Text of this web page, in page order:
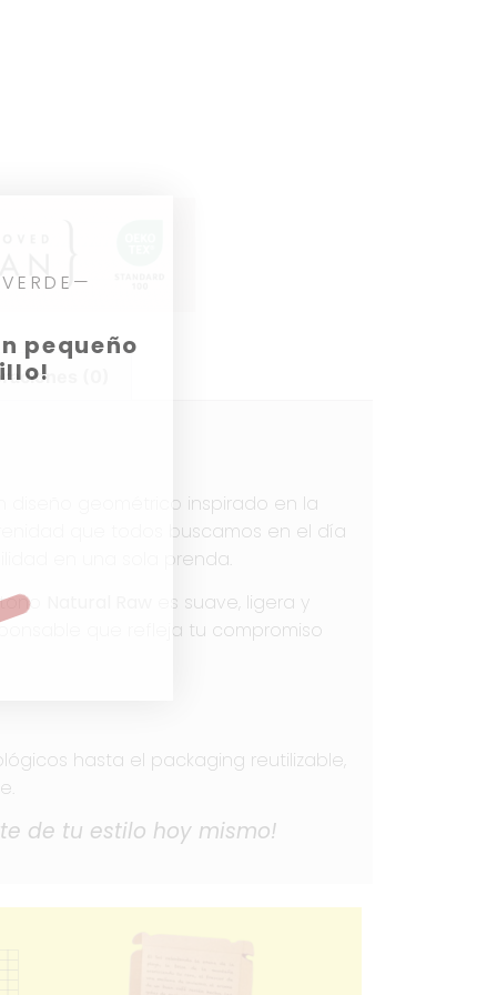
(0)
diseño geométrico inspirado en la
que todos buscamos en el día
en una sola prenda.
es suave, ligera y
que refleja tu compromiso
hasta el packaging reutilizable,
de tu estilo hoy mismo!
pequeño